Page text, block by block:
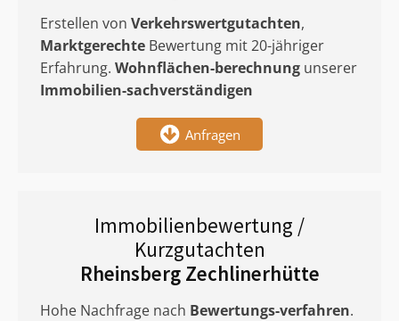
Erstellen von Verkehrswertgutachten,
Marktgerechte Bewertung mit 20-jähriger
Erfahrung. Wohnflächen-berechnung unserer
Immobilien-sachverständigen
Anfragen
Immobilienbewertung /
Kurzgutachten
Rheinsberg Zechlinerhütte
Hohe Nachfrage nach Bewertungs-verfahren.